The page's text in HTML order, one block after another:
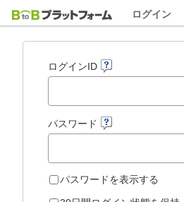
ログイン
ログインID
パスワード
パスワードを表示する